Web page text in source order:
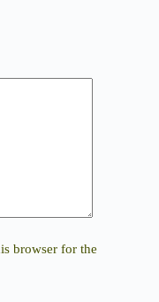
browser for the